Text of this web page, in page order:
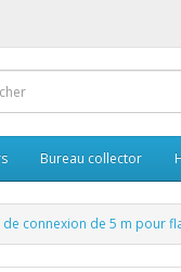
Bureau collector
connexion de 5 m pour